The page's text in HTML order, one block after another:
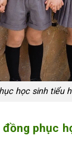
học sinh tiểu
đồng phục